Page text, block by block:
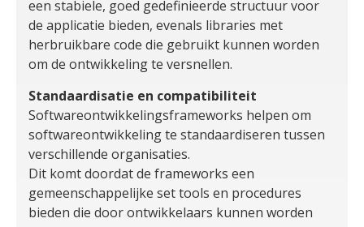
een stabiele, goed gedefinieerde structuur voor
de applicatie bieden, evenals libraries met
herbruikbare code die gebruikt kunnen worden
om de ontwikkeling te versnellen.
Standaardisatie en compatibiliteit
Softwareontwikkelingsframeworks helpen om
softwareontwikkeling te standaardiseren tussen
verschillende organisaties.
Dit komt doordat de frameworks een
gemeenschappelijke set tools en procedures
bieden die door ontwikkelaars kunnen worden